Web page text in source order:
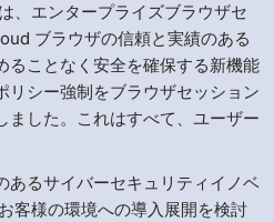
、エンタープライズブラウザセ
ブラウザの信頼と実績のある
ることなく安全を確保する新機能
リシー強制をブラウザセッション
ました。これはすべて、ユーザー
あるサイバーセキュリティイノベ
客様の環境への導入展開を検討